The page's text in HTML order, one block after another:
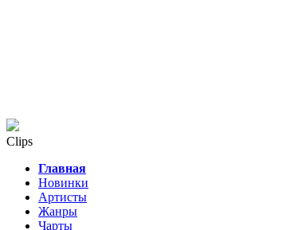
Clips
Главная
Новинки
Артисты
Жанры
Чарты